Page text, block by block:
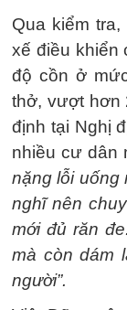
Qua kiểm
xế điều khiển
độ cồn ở
thở, vượt hơn
định tại Nghị
nhiều cư dân
nặng lỗi uống
nghĩ nên
mới đủ răn
mà còn dám
người”.